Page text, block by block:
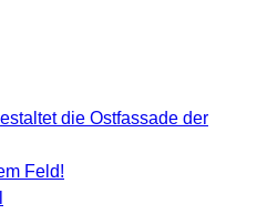
die Ostfassade der
Feld!